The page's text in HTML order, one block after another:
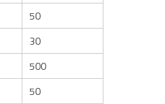
50
30
500
50